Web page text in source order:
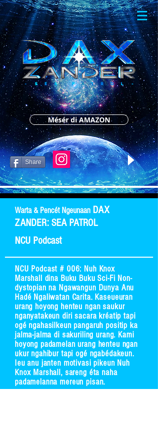
Mésér di AMAZON
Share
Warta & Pencét Ngeunaan DAX
ZANDER: SEA PATROL
NCU Podcast
NCU Podcast # 006: Nuh Knox
Marshall dina Buku Buku Sci-Fi Non-
dystopian na Ngawangun Dunya Anu
Hadé Ngaliwatan Carita. Kaseueuran
urang hoyong henteu ngan saukur
nganyatakeun diri sacara kréatip tapi
ogé ngahasilkeun pangaruh positip ka
jalma-jalma di sakuriling urang. Kami
hoyong padamelan urang henteu ngan
ukur ngahibur tapi ogé ngabédakeun.
Ieu anu janten motivasi pikeun Nuh
Knox Marshall, sareng éta naha
padamelanna mereun pisan.